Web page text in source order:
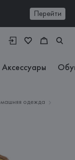
Перейти
Аксессуары
одежда